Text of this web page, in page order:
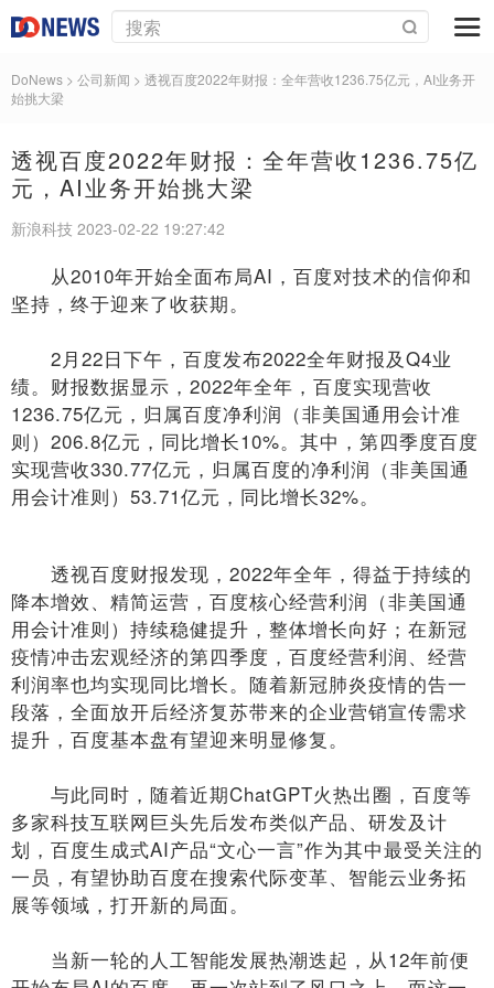
DoNews > 公司新闻 > 透视百度2022年财报：全年营收1236.75亿元，AI业务开
始挑大梁
透视百度2022年财报：全年营收1236.75亿
元，AI业务开始挑大梁
新浪科技 2023-02-22 19:27:42
从2010年开始全面布局AI，百度对技术的信仰和
坚持，终于迎来了收获期。
2月22日下午，百度发布2022全年财报及Q4业
绩。财报数据显示，2022年全年，百度实现营收
1236.75亿元，归属百度净利润（非美国通用会计准
则）206.8亿元，同比增长10%。其中，第四季度百度
实现营收330.77亿元，归属百度的净利润（非美国通
用会计准则）53.71亿元，同比增长32%。
透视百度财报发现，2022年全年，得益于持续的
降本增效、精简运营，百度核心经营利润（非美国通
用会计准则）持续稳健提升，整体增长向好；在新冠
疫情冲击宏观经济的第四季度，百度经营利润、经营
利润率也均实现同比增长。随着新冠肺炎疫情的告一
段落，全面放开后经济复苏带来的企业营销宣传需求
提升，百度基本盘有望迎来明显修复。
与此同时，随着近期ChatGPT火热出圈，百度等
多家科技互联网巨头先后发布类似产品、研发及计
划，百度生成式AI产品“文心一言”作为其中最受关注的
一员，有望协助百度在搜索代际变革、智能云业务拓
展等领域，打开新的局面。
当新一轮的人工智能发展热潮迭起，从12年前便